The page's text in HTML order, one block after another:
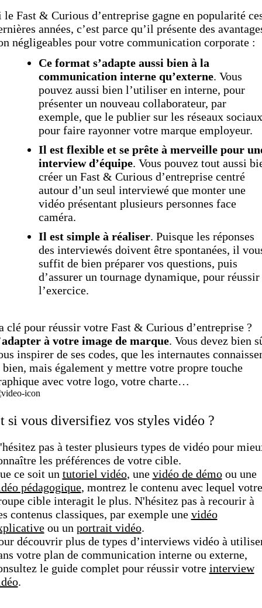
le Fast & Curious d’entreprise gagne en popularité
années, c’est parce qu’il présente des
négligeables pour votre communication corporate :
Ce format s’adapte aussi bien à la
communication interne qu’externe. Vous
pouvez aussi bien l’utiliser en interne, pour
présenter un nouveau collaborateur, par
exemple, que le publier sur les réseaux sociaux
pour faire rayonner votre marque employeur.
Il est flexible et se prête à merveille pour
interview d’équipe. Vous pouvez tout aussi
créer un Fast & Curious d’entreprise centré
autour d’un seul interviewé que monter une
vidéo présentant plusieurs personnes face
caméra.
Il est simple à réaliser. Puisque les réponses
des interviewés doivent être spontanées, il
suffit de bien préparer vos questions, puis
d’assurer un tournage dynamique, pour réussir
l’exercice.
clé pour réussir votre Fast & Curious d’entreprise ?
adapter à votre image de marque. Vous devez bien
inspirer de ses codes, que les internautes
bien, mais également y mettre votre propre touche
avec votre logo, votre charte…
si vous diversifiez vos styles vidéo ?
pas à tester plusieurs types de vidéo pour
les préférences de votre cible.
ce soit un tutoriel vidéo, une vidéo de démoou une
pédagogique, montrez le contenu avec lequel votre
cible interagit le plus. N'hésitez pas à recourir à
contenus classiques, par exemple une vidéo
ou un portrait vidéo.
découvrir plus de types d’interviews vidéo à
votre plan de communication interne ou externe,
le guide complet pour réussir votre interview
.